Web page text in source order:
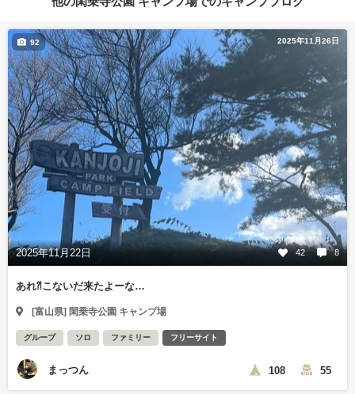
2025年11月26日
2025年11月22日 42 8
92
あれ⁈こないだ来たよーな…
[富山県] 閑乗寺公園 キャンプ場
グループ ソロ ファミリー フリーサイト
まっつん 108 55